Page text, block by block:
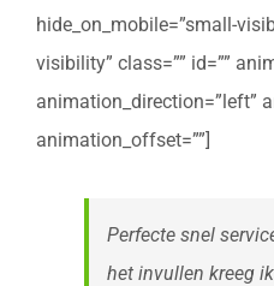
hide_on_mobile=”small-
visibility” class=”” id=””
animation_direction=”left”
animation_offset=””]
Perfecte snel
het invullen kreeg